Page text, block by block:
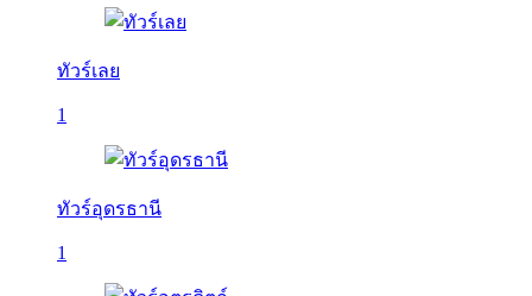
ทัวร์เลย
1
ทัวร์อุดรธานี
1